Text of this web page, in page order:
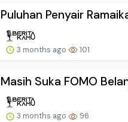
Puluhan Penyair
3 months ago 101
Masih Suka FOMO
3 months ago 96